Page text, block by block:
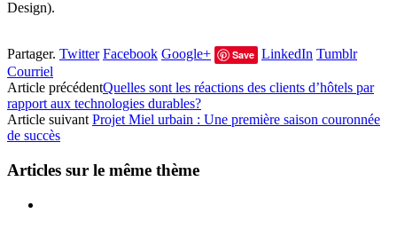
Design).
Partager. Twitter Facebook Google+ Save LinkedIn Tumblr
Courriel
Article précédentQuelles sont les réactions des clients d’hôtels par
rapport aux technologies durables?
Article suivant Projet Miel urbain : Une première saison couronnée
de succès
Articles sur le même thème